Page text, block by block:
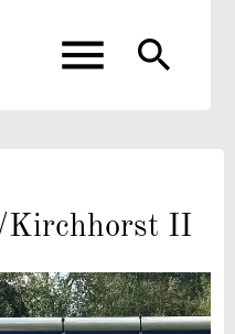
menu search
Kirchhorst II